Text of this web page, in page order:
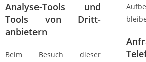
Analyse-Tools und
Tools von Dritt­
anbietern
Beim Besuch dieser